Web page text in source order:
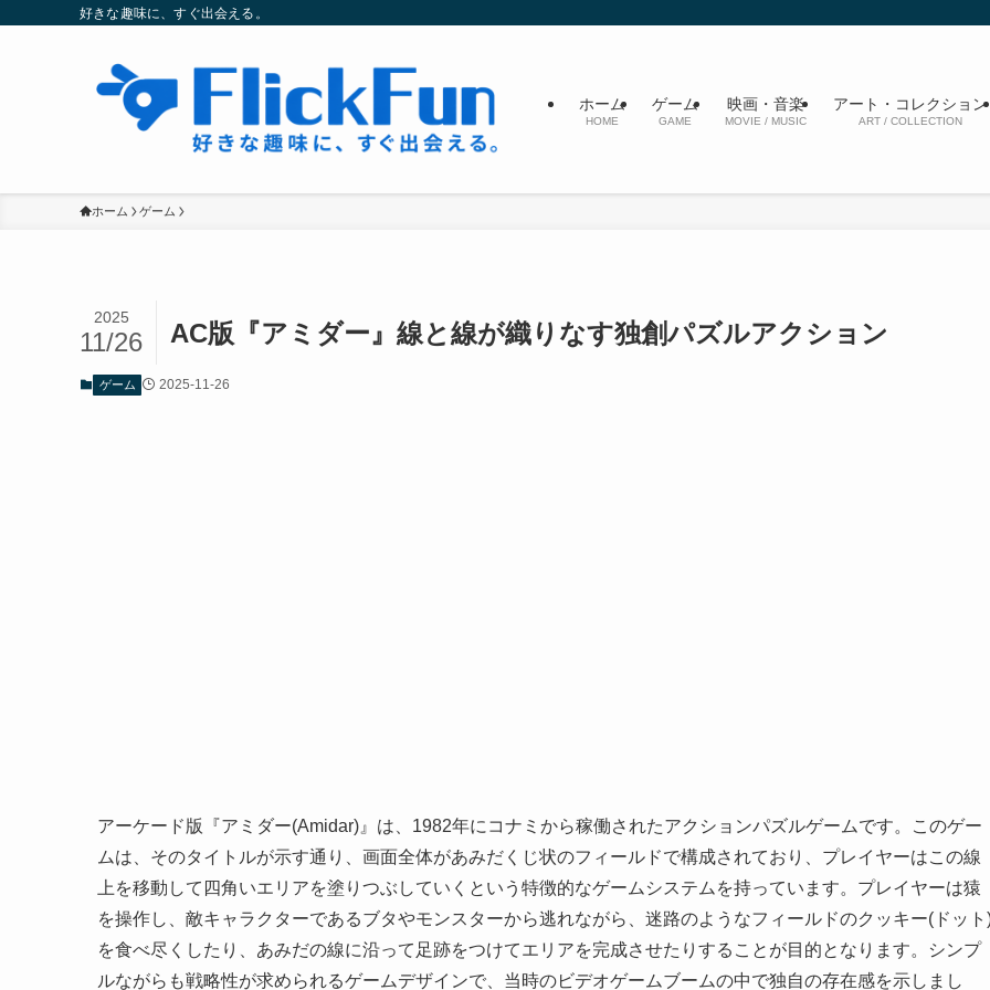
好きな趣味に、すぐ出会える。
ホーム
HOME
ゲーム
GAME
映画・音楽
MOVIE / MUSIC
アート・コレクション
ART / COLLECTION
ホーム ゲーム
AC版『アミダー』線と線が織りなす独創パズルアクション
2025
11/26
ゲーム 2025-11-26
アーケード版『アミダー(Amidar)』は、1982年にコナミから稼働されたアクションパズルゲームです。このゲー
ムは、そのタイトルが示す通り、画面全体があみだくじ状のフィールドで構成されており、プレイヤーはこの線
上を移動して四角いエリアを塗りつぶしていくという特徴的なゲームシステムを持っています。プレイヤーは猿
を操作し、敵キャラクターであるブタやモンスターから逃れながら、迷路のようなフィールドのクッキー(ドット
を食べ尽くしたり、あみだの線に沿って足跡をつけてエリアを完成させたりすることが目的となります。シンプ
ルながらも戦略性が求められるゲームデザインで、当時のビデオゲームブームの中で独自の存在感を示しまし